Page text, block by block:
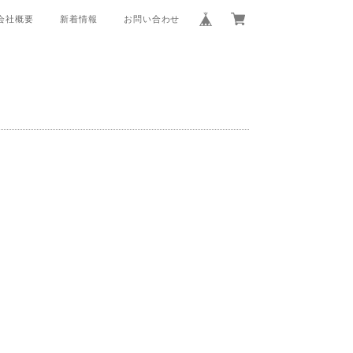
社概要 新着情報 お問い合わせ